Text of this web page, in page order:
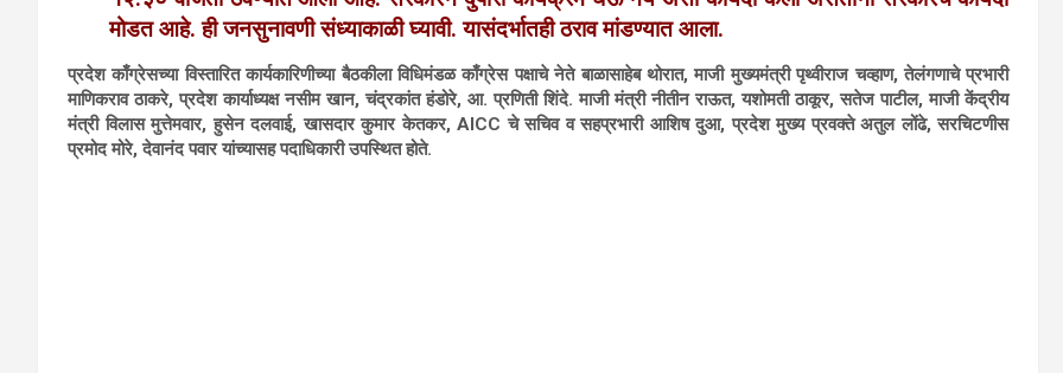
मोडत आहे. ही जनसुनावणी संध्याकाळी घ्यावी. यासंदर्भातही ठराव मांडण्यात आला.
प्रदेश काँग्रेसच्या विस्तारित कार्यकारिणीच्या बैठकीला विधिमंडळ काँग्रेस पक्षाचे नेते बाळासाहेब थोरात, माजी मुख्यमंत्री पृथ्वीराज चव्हाण, तेलंगणाचे प्रभारी
माणिकराव ठाकरे, प्रदेश कार्याध्यक्ष नसीम खान, चंद्रकांत हंडोरे, आ. प्रणिती शिंदे. माजी मंत्री नीतीन राऊत, यशोमती ठाकूर, सतेज पाटील, माजी केंद्रीय
मंत्री विलास मुत्तेमवार, हुसेन दलवाई, खासदार कुमार केतकर, AICC चे सचिव व सहप्रभारी आशिष दुआ, प्रदेश मुख्य प्रवक्ते अतुल लोंढे, सरचिटणीस
प्रमोद मोरे, देवानंद पवार यांच्यासह पदाधिकारी उपस्थित होते.